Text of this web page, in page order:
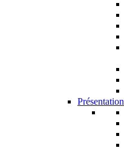
Présentation